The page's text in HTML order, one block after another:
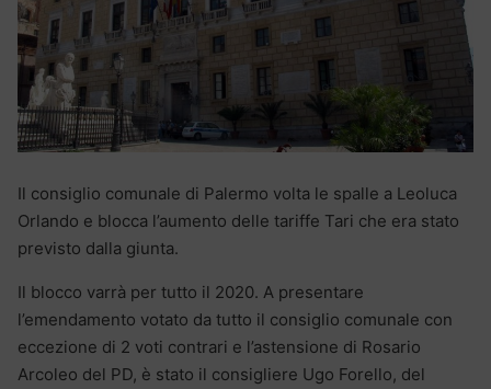
Il consiglio comunale di Palermo volta le spalle a Leoluca
Orlando e blocca l’aumento delle tariffe Tari che era stato
previsto dalla giunta.
Il blocco varrà per tutto il 2020. A presentare
l’emendamento votato da tutto il consiglio comunale con
eccezione di 2 voti contrari e l’astensione di Rosario
Arcoleo del PD, è stato il consigliere Ugo Forello, del